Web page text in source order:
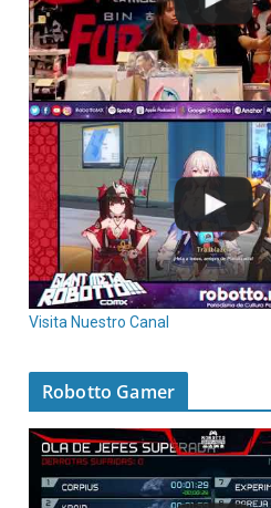
Visita Nuestro Canal
Robotto Gamer